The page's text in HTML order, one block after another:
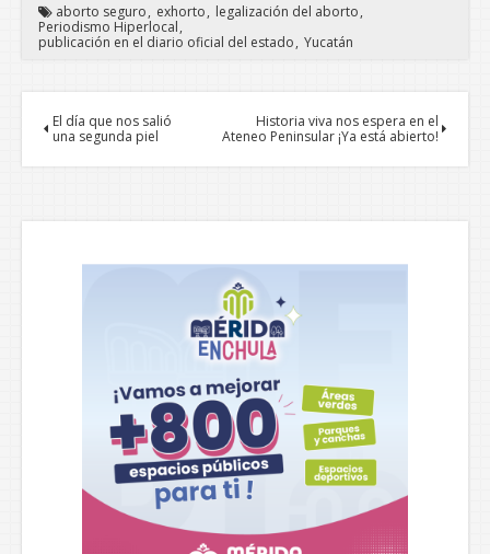
aborto seguro
exhorto
legalización del aborto
Periodismo Hiperlocal
publicación en el diario oficial del estado Yucatán
El día que nos salió
una segunda piel
Historia viva nos espera en el
Ateneo Peninsular ¡Ya está abierto!